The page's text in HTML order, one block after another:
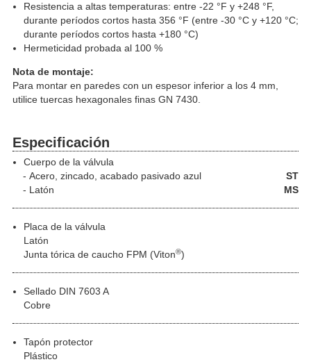
Resistencia a altas temperaturas: entre -22 °F y +248 °F,
durante períodos cortos hasta 356 °F (entre -30 °C y +120 °C;
durante períodos cortos hasta +180 °C)
Hermeticidad probada al 100 %
Nota de montaje:
Para montar en paredes con un espesor inferior a los 4 mm,
utilice tuercas hexagonales finas GN 7430.
Especificación
Cuerpo de la válvula
Acero
ST
, zincado, acabado pasivado azul
Latón
MS
Placa de la válvula
Latón
Junta tórica de caucho FPM (Viton®)
Sellado DIN 7603 A
Cobre
Tapón protector
Plástico